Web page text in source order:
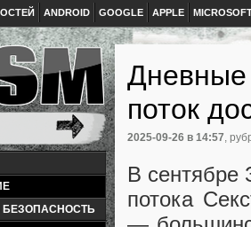
ANDROID GOOGLE APPLE
Дневные
поток
2025-09-26 в 14:57,
В сентябре
потока